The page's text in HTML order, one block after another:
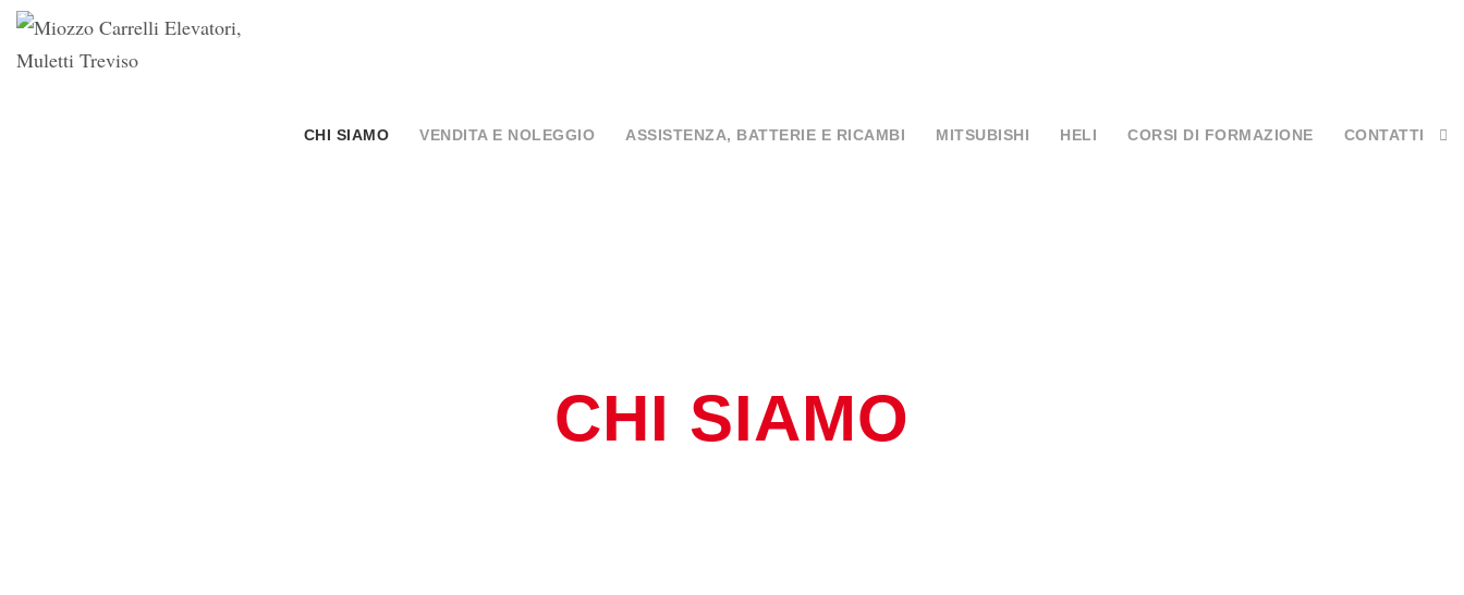
CHI SIAMO VENDITA E NOLEGGIO ASSISTENZA, BATTERIE E RICAMBI MITSUBISHI HELI CORSI DI FORMAZIONE CONTATTI
CHI SIAMO